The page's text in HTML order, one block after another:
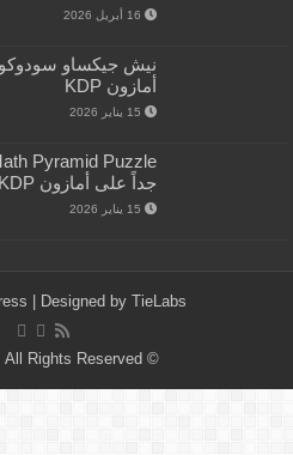
16 أبريل 2026
نيش جيكساو سودوكو:
أمازون KDP
15 يناير 2026
جداً على أمازون KDP
15 يناير 2026
| Designed by TieLabs
© Copyright 2026, All Rights Reserved